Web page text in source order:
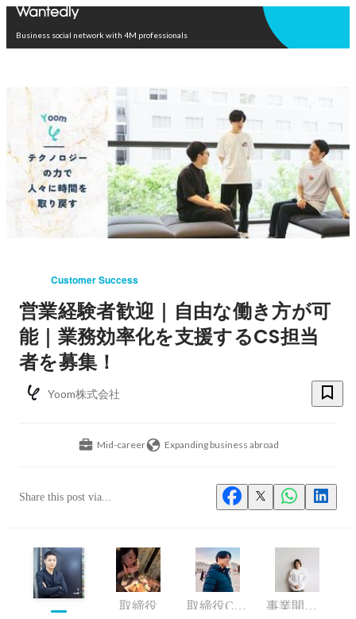
Business social network with 4M professionals
Customer Success
営業経験者歓迎｜自由な働き方が可
能｜業務効率化を支援するCS担当
者を募集！
Yoom株式会社
Mid-career Expanding business abroad
Share this post via...
取締役 取締役CTO、COO 事業開発 プロジェクトリーダー